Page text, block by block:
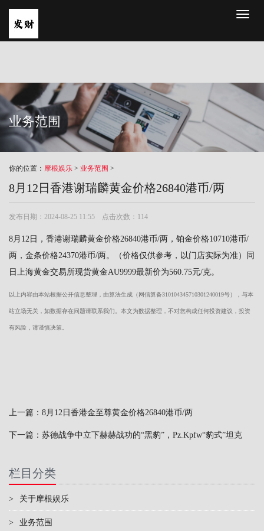
业务范围
你的位置： 摩根娱乐 > 业务范围 >
8月12日香港谢瑞麟黄金价格26840港币/两
发布日期：2024-08-25 11:55 点击次数：114
8月12日，香港谢瑞麟黄金价格26840港币/两，铂金价格10710港币/
两，金条价格24370港币/两。（价格仅供参考，以门店实际为准）同
日上海黄金交易所现货黄金AU9999最新价为560.75元/克。
以上内容由本站根据公开信息整理，由算法生成（网信算备310104345710301240019号），与本
站立场无关，如数据存在问题请联系我们。本文为数据整理，不对您构成任何投资建议，投资
有风险，请谨慎决策。
上一篇： 8月12日香港金至尊黄金价格26840港币/两
下一篇： 苏德战争中立下赫赫战功的“黑豹”，Pz.Kpfw“豹式”坦克
栏目分类
> 关于摩根娱乐
> 业务范围